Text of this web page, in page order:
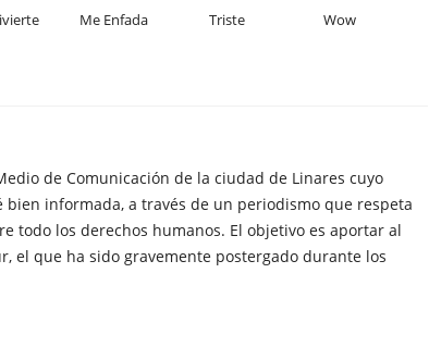
Me Enfada Triste Wow
de Comunicación de la ciudad de Linares cuyo
informada, a través de un periodismo que respeta
todo los derechos humanos. El objetivo es aportar al
el que ha sido gravemente postergado durante los